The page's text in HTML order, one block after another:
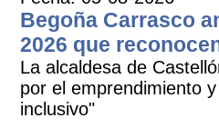
Begoña Carrasco
2026 que
La alcaldesa de
por el emprendimiento
inclusivo"